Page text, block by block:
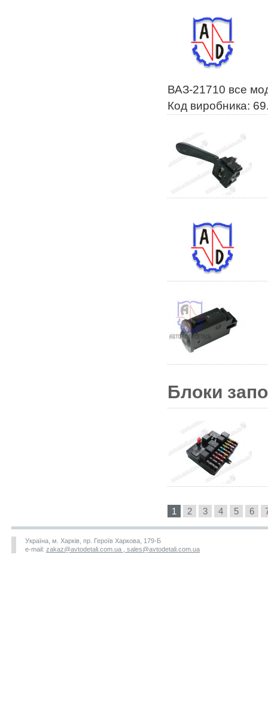
ВАЗ-21710 все
Код виробника:
Блоки
1 2 3 4 5 6
Україна, м. Харків, пр. Героїв Харкова, 179-Б
e-mail: zakaz@avtodetali.com.ua , sales@avtodetali.com.ua